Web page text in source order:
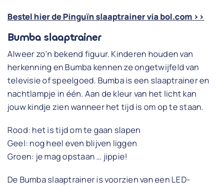
Bestel hier de Pinguïn slaaptrainer via bol.com >>
Bumba slaaptrainer
Alweer zo’n bekend figuur. Kinderen houden van
herkenning en Bumba kennen ze ongetwijfeld van
televisie of speelgoed. Bumba is een slaaptrainer en
nachtlampje in één. Aan de kleur van het licht kan
jouw kindje zien wanneer het tijd is om op te staan.
Rood: het is tijd om te gaan slapen
Geel: nog heel even blijven liggen
Groen: je mag opstaan … jippie!
De Bumba slaaptrainer is voorzien van een LED-